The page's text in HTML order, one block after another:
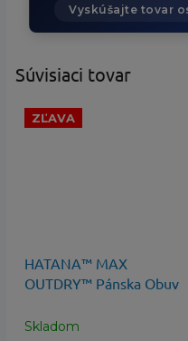
Vyskúšajte tovar
Súvisiaci tovar
ZĽAVA
HATANA™ MAX
OUTDRY™ Pánska Obuv
Skladom